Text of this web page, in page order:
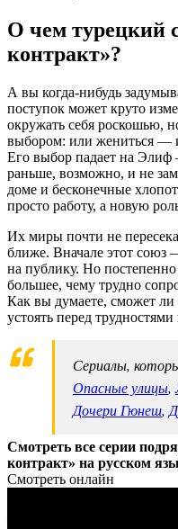
О чем турецкий
контракт»?
А вы когда-нибудь
поступок может круто
окружать себя роскошью,
выбором: или жениться —
Его выбор падает на
раньше, возможно, и не
доме и бесконечные
просто работу, а новую
Их миры почти не
ближе. Вначале этот союз
на публику. Но
большее, чему трудно
Как вы думаете, сможет ли
устоять перед
Сериалы,
Опасные улицы,
Дочери Гюнеш,
Смотреть все серии
контракт» на русском
Смотреть онлайн